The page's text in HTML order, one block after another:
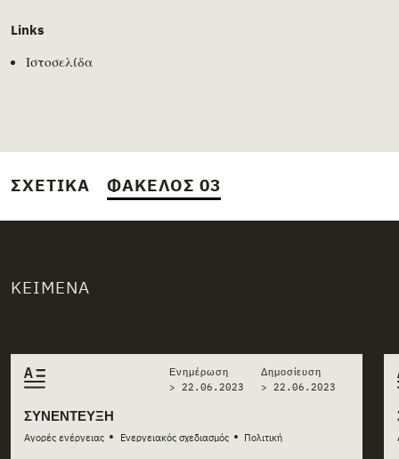
Links
Ιστοσελίδα
ΣΧΕΤΙΚΆ ΦΆΚΕΛΟΣ 03
ΚΕΊΜΕΝΑ
Related stories
ΣΥΝΈΝΤΕΥΞΗ
Αγορές ενέργειας • Ενεργειακός σχεδιασμός • Πολιτική
Ενημέρωση
> 22.06.2023
Δημοσίευση
> 22.06.2023